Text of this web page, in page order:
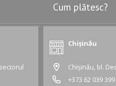
Cum plătesc?
Chișinău
Chișinău, bl.
+373 62 039 399